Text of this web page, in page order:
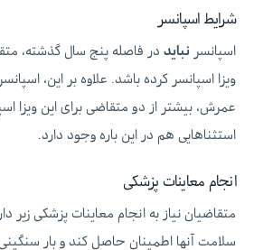
شرایط اسپانسر
اسپانسر نباید در فاصله پنج سال گذشته،
ویزا اسپانسر کرده باشد. علاوه بر این،
عمرش، بیشتر از دو متقاضی برای این ویزا
استثناهایی هم در این باره وجود دارد.
انجام معاینات پزشکی
متقاضیان نیاز به انجام معاینات پزشکی زیر
سلامت آنها اطمینان حاصل کند و بار